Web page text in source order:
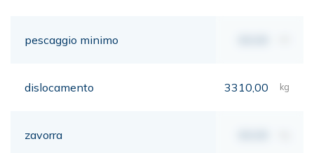
pescaggio minimo
dislocamento 3310,00 kg
zavorra